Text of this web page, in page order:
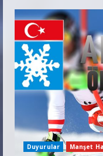
Duyurular Manşet